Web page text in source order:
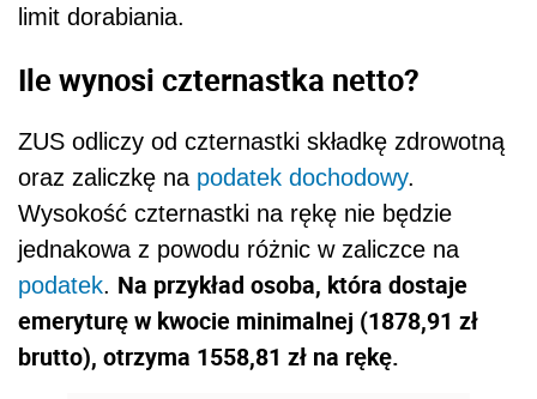
limit dorabiania.
Ile wynosi czternastka netto?
ZUS odliczy od czternastki składkę zdrowotną
oraz zaliczkę na podatek dochodowy.
Wysokość czternastki na rękę nie będzie
jednakowa z powodu różnic w zaliczce na
podatek. Na przykład osoba, która dostaje
emeryturę w kwocie minimalnej (1878,91 zł
brutto), otrzyma 1558,81 zł na rękę.